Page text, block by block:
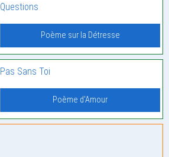
Questions
Poème sur la Détresse
Pas Sans Toi
Poème d'Amour